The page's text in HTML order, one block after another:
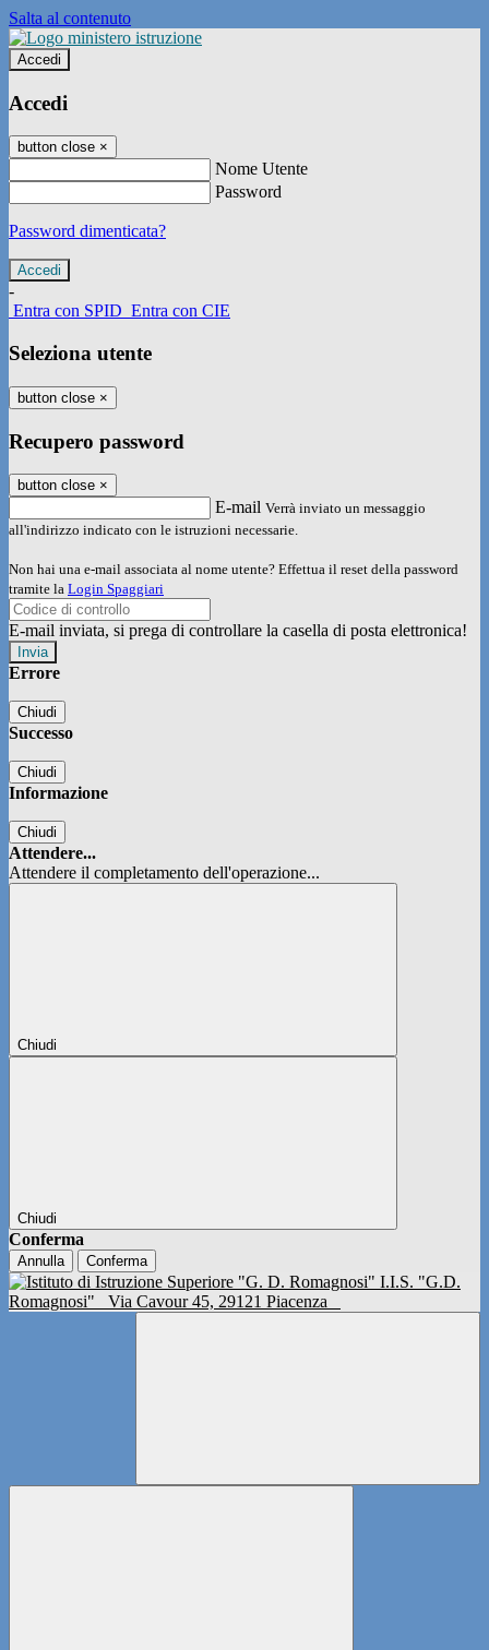
Salta al contenuto
Accedi
Accedi
button close ×
Nome Utente
Password
Password dimenticata?
-
Entra con SPID Entra con CIE
Seleziona utente
button close ×
Recupero password
button close ×
E-mail Verrà inviato un messaggio
all'indirizzo indicato con le istruzioni necessarie.
Non hai una e-mail associata al nome utente? Effettua il reset della password
tramite la Login Spaggiari
E-mail inviata, si prega di controllare la casella di posta elettronica!
Errore
Chiudi
Successo
Chiudi
Informazione
Chiudi
Attendere...
Attendere il completamento dell'operazione...
Chiudi
Chiudi
Conferma
Annulla Conferma
I.I.S. "G.D.
Romagnosi"
Via Cavour 45, 29121 Piacenza